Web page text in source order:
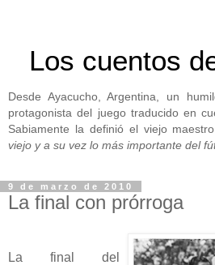
Los cuentos
Desde Ayacucho, Argentina, un
protagonista del juego traducido en
Sabiamente la definió el viejo
viejo y a su vez lo más importante del
9 de marzo de 2010
La final con prórroga
La final del